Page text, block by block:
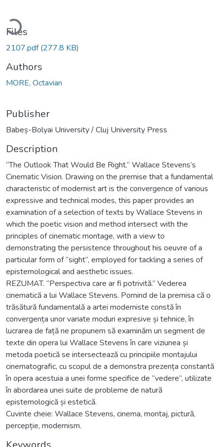
Files
2107.pdf(277.8 KB)
Authors
MORE, Octavian
Publisher
Babeș-Bolyai University / Cluj University Press
Description
“The Outlook That Would Be Right.” Wallace Stevens’s
Cinematic Vision. Drawing on the premise that a fundamental
characteristic of modernist art is the convergence of various
expressive and technical modes, this paper provides an
examination of a selection of texts by Wallace Stevens in
which the poetic vision and method intersect with the
principles of cinematic montage, with a view to
demonstrating the persistence throughout his oeuvre of a
particular form of “sight”, employed for tackling a series of
epistemological and aesthetic issues.
REZUMAT. “Perspectiva care ar fi potrivită.” Vederea
cinematică a lui Wallace Stevens. Pornind de la premisa că o
trăsătură fundamentală a artei moderniste constă în
convergența unor variate moduri expresive și tehnice, în
lucrarea de față ne propunem să examinăm un segment de
texte din opera lui Wallace Stevens în care viziunea și
metoda poetică se intersectează cu principiile montajului
cinematografic, cu scopul de a demonstra prezența constantă
în opera acestuia a unei forme specifice de “vedere”, utilizate
în abordarea unei suite de probleme de natură
epistemologică și estetică.
Cuvinte cheie: Wallace Stevens, cinema, montaj, pictură,
percepție, modernism.